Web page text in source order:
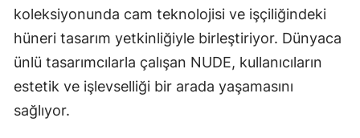
koleksiyonunda cam teknolojisi ve işçiliğindeki
hüneri tasarım yetkinliğiyle birleştiriyor. Dünyaca
ünlü tasarımcılarla çalışan NUDE, kullanıcıların
estetik ve işlevselliği bir arada yaşamasını
sağlıyor.